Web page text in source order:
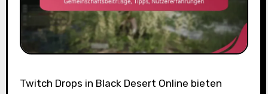
Twitch Drops in Black Desert Online bieten